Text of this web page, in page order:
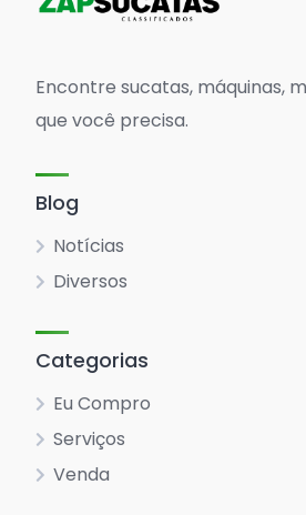
Encontre sucatas, máquinas,
que você precisa.
Blog
Notícias
Diversos
Categorias
Eu Compro
Serviços
Venda